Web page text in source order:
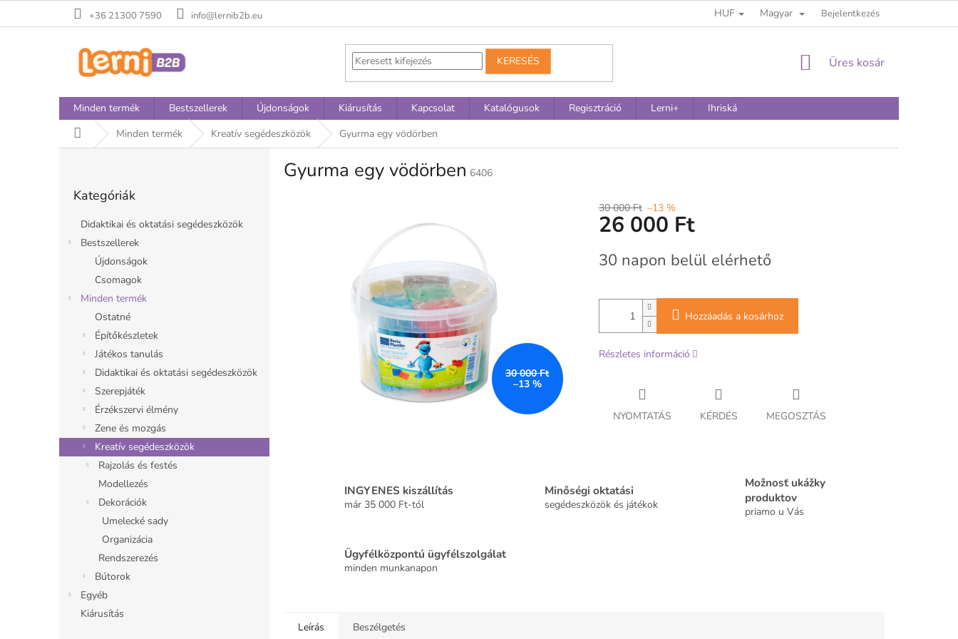
+36 21300 7590 info@lernib2b.eu HUF Magyar Bejelentkezés
KERESÉS KOSÁR
Üres kosár
Minden termék Bestszellerek Újdonságok Kiárusítás Kapcsolat Katalógusok Regisztráció Lerni+
Ihriská
KezdőlapMinden termék Kreatív segédeszközök Gyurma egy vödörben
átugrása
Kategóriák
Didaktikai és oktatási segédeszközök
Bestszellerek
Újdonságok
Csomagok
Minden termék
Ostatné
Építőkészletek
Játékos tanulás
Didaktikai és oktatási segédeszközök
Szerepjáték
Érzékszervi élmény
Zene és mozgás
Kreatív segédeszközök
Rajzolás és festés
Modellezés
Dekorációk
Umelecké sady
Organizácia
Rendszerezés
Bútorok
Egyéb
Kiárusítás
Gyurma egy vödörben 6406
30 000 Ft
–13 %
30 000 Ft –13 %
26 000 Ft
30 napon belül elérhető
Hozzáadás a kosárhoz
Részletes információ
NYOMTATÁS KÉRDÉS MEGOSZTÁS
INGYENES kiszállítás
már 35 000 Ft-tól
Minőségi oktatási
segédeszközök és játékok
Možnosť ukážky
produktov
priamo u Vás
Ügyfélközpontú ügyfélszolgálat
minden munkanapon
Leírás Beszélgetés